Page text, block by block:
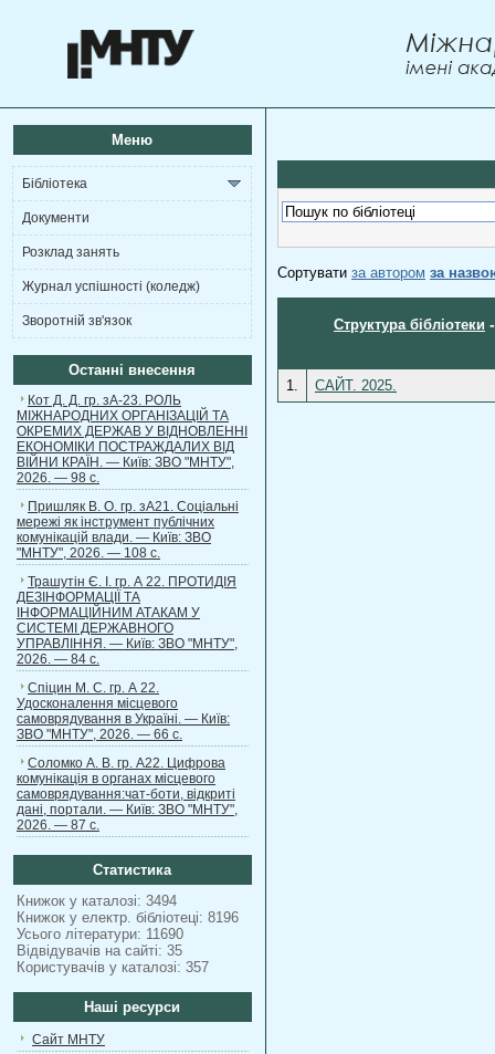
Меню
Бібліотека
Документи
Розклад занять
Журнал успішності (коледж)
Зворотній зв'язок
Останні внесення
Кот Д. Д. гр. зА-23. РОЛЬ
МІЖНАРОДНИХ ОРГАНІЗАЦІЙ ТА
ОКРЕМИХ ДЕРЖАВ У ВІДНОВЛЕННІ
ЕКОНОМІКИ ПОСТРАЖДАЛИХ ВІД
ВІЙНИ КРАЇН. — Київ: ЗВО "МНТУ",
2026. — 98 с.
Пришляк В. О. гр. зА21. Соціальні
мережі як інструмент публічних
комунікацій влади. — Київ: ЗВО
"МНТУ", 2026. — 108 с.
Трашутін Є. І. гр. А 22. ПРОТИДІЯ
ДЕЗІНФОРМАЦІЇ ТА
ІНФОРМАЦІЙНИМ АТАКАМ У
СИСТЕМІ ДЕРЖАВНОГО
УПРАВЛІННЯ. — Київ: ЗВО "МНТУ",
2026. — 84 с.
Спіцин М. С. гр. А 22.
Удосконалення місцевого
самоврядування в Україні. — Київ:
ЗВО "МНТУ", 2026. — 66 с.
Соломко А. В. гр. А22. Цифрова
комунікація в органах місцевого
самоврядування:чат-боти, відкриті
дані, портали. — Київ: ЗВО "МНТУ",
2026. — 87 с.
Статистика
Книжок у каталозі: 3494
Книжок у електр. бібліотеці: 8196
Усього літератури: 11690
Відвідувачів на сайті: 35
Користувачів у каталозі: 357
Наші ресурси
Сайт МНТУ
Сортувати за автором за
Структура бібліотеки
1. САЙТ. 2025.